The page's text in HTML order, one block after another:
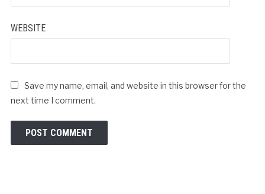
WEBSITE
Save my name, email, and website in this browser for the
next time I comment.